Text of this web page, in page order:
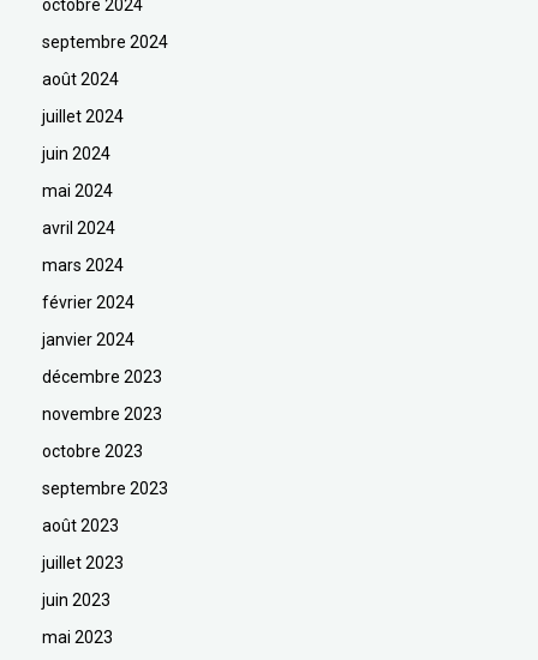
octobre 2024
septembre 2024
août 2024
juillet 2024
juin 2024
mai 2024
avril 2024
mars 2024
février 2024
janvier 2024
décembre 2023
novembre 2023
octobre 2023
septembre 2023
août 2023
juillet 2023
juin 2023
mai 2023